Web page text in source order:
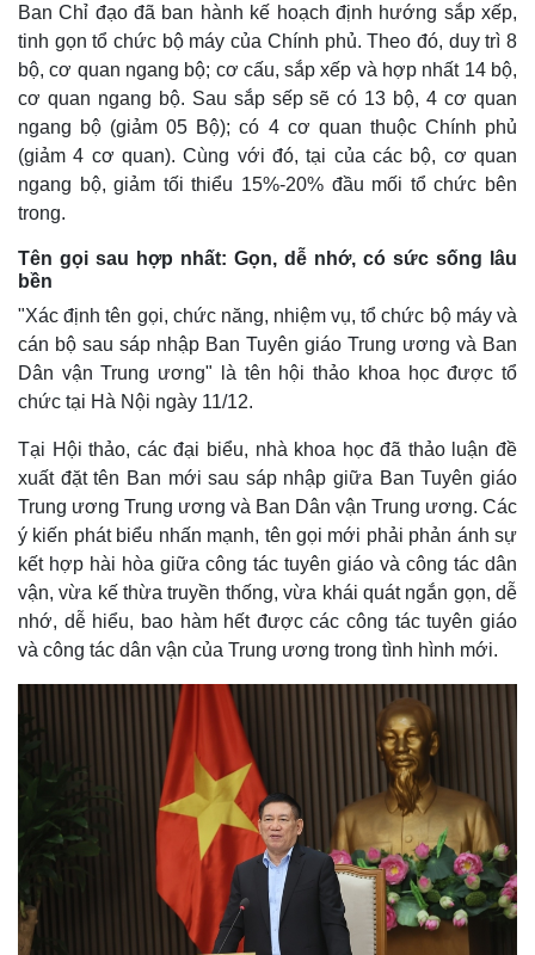
Kinh tế
Bất động sản
Thị trường
Giá vàng
Ban Chỉ đạo đã ban hành kế hoạch định hướng sắp xếp,
tinh gọn tổ chức bộ máy của Chính phủ. Theo đó, duy trì 8
bộ, cơ quan ngang bộ; cơ cấu, sắp xếp và hợp nhất 14 bộ,
cơ quan ngang bộ. Sau sắp sếp sẽ có 13 bộ, 4 cơ quan
ngang bộ (giảm 05 Bộ); có 4 cơ quan thuộc Chính phủ
(giảm 4 cơ quan). Cùng với đó, tại của các bộ, cơ quan
ngang bộ, giảm tối thiểu 15%-20% đầu mối tổ chức bên
trong.
Tên gọi sau hợp nhất: Gọn, dễ nhớ, có sức sống lâu
bền
"Xác định tên gọi, chức năng, nhiệm vụ, tổ chức bộ máy và
cán bộ sau sáp nhập Ban Tuyên giáo Trung ương và Ban
Dân vận Trung ương" là tên hội thảo khoa học được tổ
chức tại Hà Nội ngày 11/12.
Tại Hội thảo, các đại biểu, nhà khoa học đã thảo luận đề
xuất đặt tên Ban mới sau sáp nhập giữa Ban Tuyên giáo
Trung ương Trung ương và Ban Dân vận Trung ương. Các
ý kiến phát biểu nhấn mạnh, tên gọi mới phải phản ánh sự
kết hợp hài hòa giữa công tác tuyên giáo và công tác dân
vận, vừa kế thừa truyền thống, vừa khái quát ngắn gọn, dễ
nhớ, dễ hiểu, bao hàm hết được các công tác tuyên giáo
và công tác dân vận của Trung ương trong tình hình mới.